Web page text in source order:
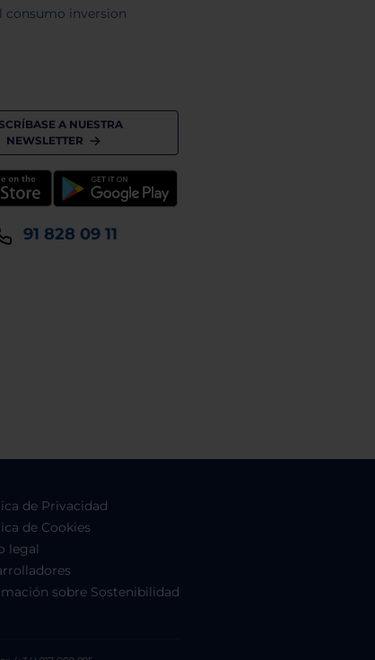
consumo inversion
A NUESTRA
NEWSLETTER
91 828 09 11
de Privacidad
de Cookies
legal
sobre Sostenibilidad